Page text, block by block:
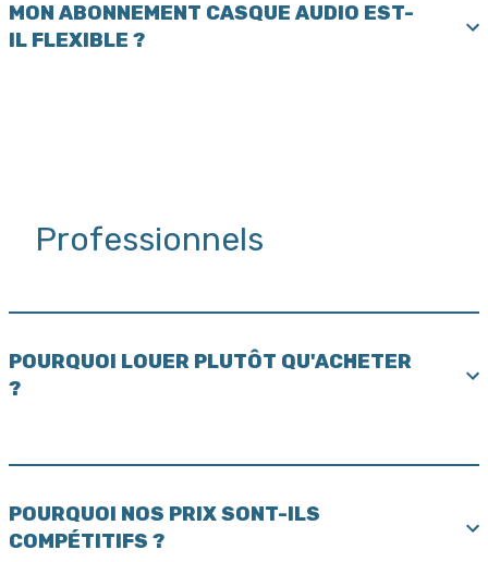
MON ABONNEMENT CASQUE AUDIO EST-
IL FLEXIBLE ?
Professionnels
POURQUOI LOUER PLUTÔT QU'ACHETER
?
POURQUOI NOS PRIX SONT-ILS
COMPÉTITIFS ?